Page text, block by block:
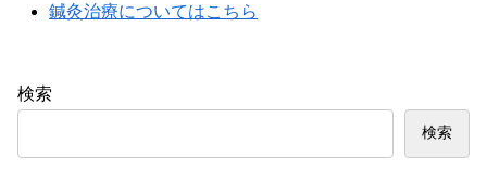
鍼灸治療についてはこちら
検索
検索